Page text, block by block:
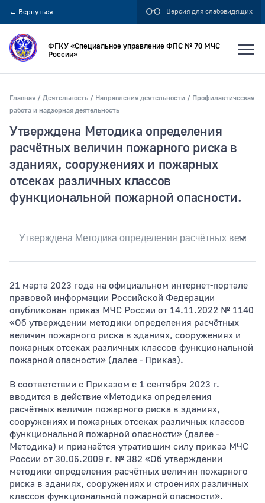
← Вернуться Версия для слабовидящих
Искать по:
всей фразе
отдельным словам
Публикация не ранее
Тип раздела
ФГКУ «Специальное управление ФПС № 70 МЧС
России»
Главная Деятельность Направления деятельности
Профилактическая
работа и надзорная деятельность
21 марта 2023 года на официальном интернет-портале
правовой информации Российской Федерации
опубликован приказ МЧС России от 14.11.2022 № 1140
«Об утверждении методики определения расчётных
величин пожарного риска в зданиях, сооружениях и
пожарных отсеках различных классов функциональной
пожарной опасности» (далее - Приказ).
В соответствии с Приказом с 1 сентября 2023 г.
вводится в действие «Методика определения
расчётных величин пожарного риска в зданиях,
сооружениях и пожарных отсеках различных классов
функциональной пожарной опасности» (далее -
Методика) и признаётся утратившим силу приказ МЧС
России от 30.06.2009 г. № 382 «Об утверждении
методики определения расчётных величин пожарного
риска в зданиях, сооружениях и строениях различных
классов функциональной пожарной опасности».
Утверждена Методика определения
расчётных величин пожарного риска в
зданиях, сооружениях и пожарных
отсеках различных классов
функциональной пожарной опасности.